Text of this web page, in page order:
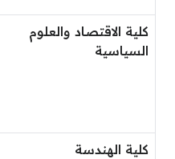
كلية الاقتصاد والعلوم
السياسية
كلية الهندسة